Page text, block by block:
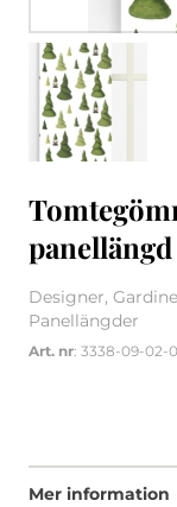
Designer,
Panellängder
Art. nr: 3338-09-02-
Mer information